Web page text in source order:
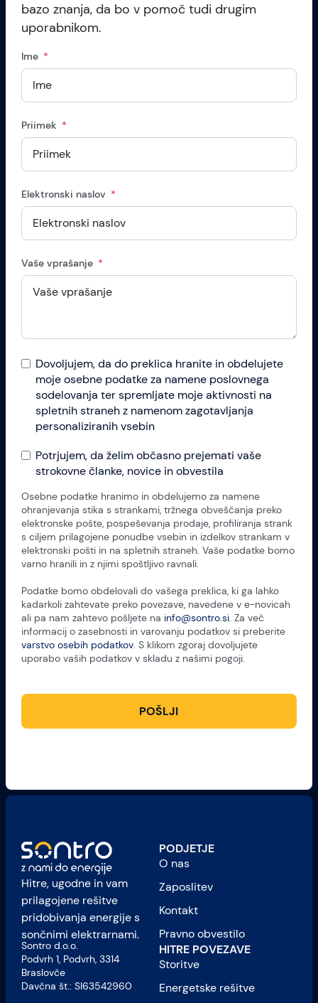
bazo znanja, da bo v pomoč tudi drugim
uporabnikom.
Ime
Priimek
Elektronski naslov
Vaše vprašanje
Dovoljujem, da do preklica hranite in obdelujete
moje osebne podatke za namene poslovnega
sodelovanja ter spremljate moje aktivnosti na
spletnih straneh z namenom zagotavljanja
personaliziranih vsebin
Potrjujem, da želim občasno prejemati vaše
strokovne članke, novice in obvestila
Osebne podatke hranimo in obdelujemo za namene
ohranjevanja stika s strankami, tržnega obveščanja preko
elektronske pošte, pospeševanja prodaje, profiliranja strank
s ciljem prilagojene ponudbe vsebin in izdelkov strankam v
elektronski pošti in na spletnih straneh. Vaše podatke bomo
varno hranili in z njimi spoštljivo ravnali.
Podatke bomo obdelovali do vašega preklica, ki ga lahko
kadarkoli zahtevate preko povezave, navedene v e-novicah
ali pa nam zahtevo pošljete na info@sontro.si. Za več
informacij o zasebnosti in varovanju podatkov si preberite
varstvo osebih podatkov. S klikom zgoraj dovoljujete
uporabo vaših podatkov v skladu z našimi pogoji.
POŠLJI
Hitre, ugodne in vam
prilagojene rešitve
pridobivanja energije s
sončnimi elektrarnami.
Sontro d.o.o.
Podvrh 1, Podvrh, 3314
Braslovče
Davčna št.: SI63542960
PODJETJE
O nas
Zaposlitev
Kontakt
Pravno obvestilo
HITRE POVEZAVE
Storitve
Energetske rešitve